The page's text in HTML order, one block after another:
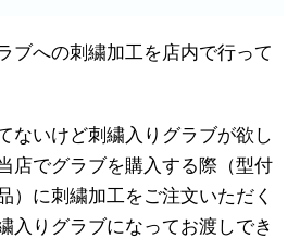
ブへの刺繍加工を店内で行って
ないけど刺繍入りグラブが欲し
店でグラブを購入する際（型付
）に刺繍加工をご注文いただく
入りグラブになってお渡しでき